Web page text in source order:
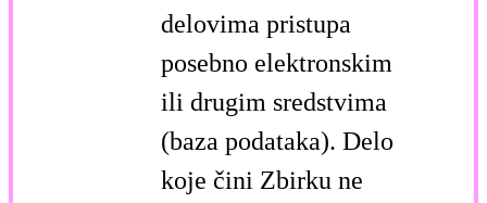
delovima pristupa
posebno elektronskim
ili drugim sredstvima
(baza podataka). Delo
koje čini Zbirku ne